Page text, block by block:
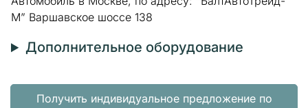
М” Варшавское шоссе 138
Дополнительное оборудование
Получить индивидуальное предложение по